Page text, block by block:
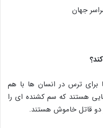
جهان
برای ترس در انسان ها با هم
هستند که سم کشنده ای را
دو قاتل خاموش هستند.